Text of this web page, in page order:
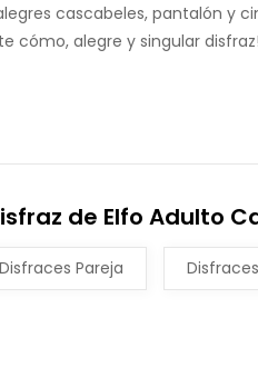
cascabeles, pantalón y
cómo, alegre y singular
de Elfo Adulto
Disfraces Pareja